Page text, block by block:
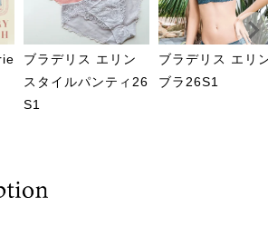
ブラデリス エリン
スタイルパンティ26
S1
ブラデリス エリ
ブラ26S1